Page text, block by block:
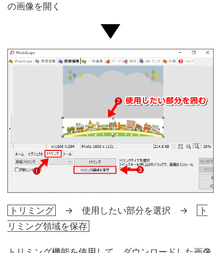
の画像を開く
トリミング → 使用したい部分を選択 →
ト
リミング領域を保存